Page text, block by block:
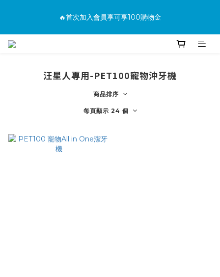
🔥首次加入會員享可享100購物金
🔥購買商品並上網填寫完整保固資料贈100購物金(填保固前須先
汪星人專用-PET100寵物沖牙機
商品排序
每頁顯示 24 個